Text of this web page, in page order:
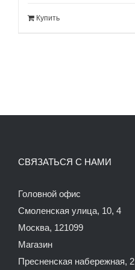
Купить
СВЯЗАТЬСЯ С НАМИ
Головной офис
Смоленская улица, 10, 4
Москва, 121099
Магазин
Пресненская набережная, 2